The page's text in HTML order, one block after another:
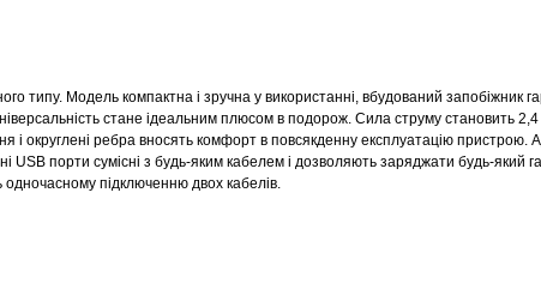
типу. Модель компактна і зручна у використанні, вбудований запобіжник
стане ідеальним плюсом в подорож. Сила струму становить 2,4
і округлені ребра вносять комфорт в повсякденну експлуатацію пристрою.
порти сумісні з будь-яким кабелем і дозволяють заряджати будь-який
підключенню двох кабелів.